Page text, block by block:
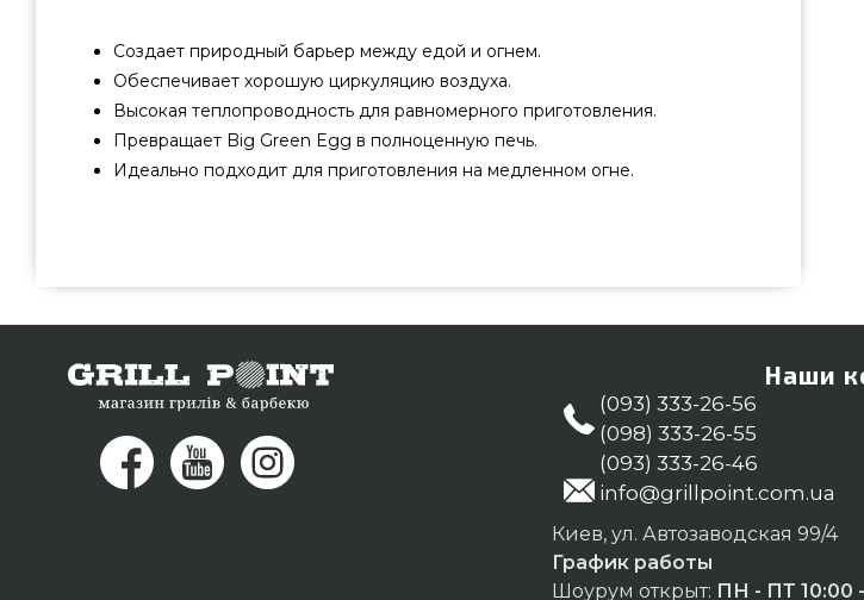
Создает природный барьер между едой и огнем.
Обеспечивает хорошую циркуляцию воздуха.
Высокая теплопроводность для равномерного приготовления.
Превращает Big Green Egg в полноценную печь.
Идеально подходит для приготовления на медленном огне.
грн. в интернет каталоге грилей и мангалов GrillPoint. Заманчивые предложения на
Комплектующие Big Green Egg в интернет каталоге Гриль Поинт. Напишите прямо
проживающим в городах: Павлоград, Днепропетровск, Белая Церковь
Наши
(093) 333-26-56
(098) 333-26-55
(093) 333-26-46
info@grillpoint.com.ua
Киев, ул. Автозаводская 99/4
График работы
Шоурум открыт: ПН - ПТ 10:00